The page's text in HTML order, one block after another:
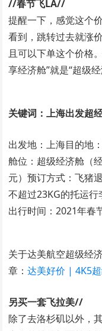
//春节飞LA//
提醒一下，感觉这个
看到，跳转过去就涨
且可以下单这个价格
享经济舱”就是“超级
关键词：上海出发超
出发地：上海目的地
舱位：超级经济舱（
元）预订方式：飞猪
不超过23KG的托运行
出行时间：2021年春
关于达美航空超级经
章：达美好价 | 4K5
另买一套飞拉美//
除了去洛杉矶以外，